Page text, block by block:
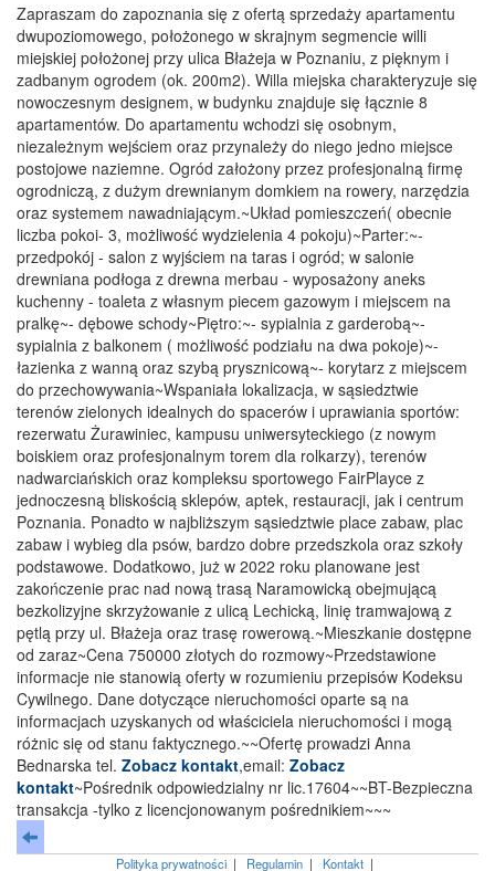
Zapraszam do zapoznania się z ofertą sprzedaży apartamentu
dwupoziomowego, położonego w skrajnym segmencie willi
miejskiej położonej przy ulica Błażeja w Poznaniu, z pięknym i
zadbanym ogrodem (ok. 200m2). Willa miejska charakteryzuje się
nowoczesnym designem, w budynku znajduje się łącznie 8
apartamentów. Do apartamentu wchodzi się osobnym,
niezależnym wejściem oraz przynależy do niego jedno miejsce
postojowe naziemne. Ogród założony przez profesjonalną firmę
ogrodniczą, z dużym drewnianym domkiem na rowery, narzędzia
oraz systemem nawadniającym.~Układ pomieszczeń( obecnie
liczba pokoi- 3, możliwość wydzielenia 4 pokoju)~Parter:~-
przedpokój - salon z wyjściem na taras i ogród; w salonie
drewniana podłoga z drewna merbau - wyposażony aneks
kuchenny - toaleta z własnym piecem gazowym i miejscem na
pralkę~- dębowe schody~Piętro:~- sypialnia z garderobą~-
sypialnia z balkonem ( możliwość podziału na dwa pokoje)~-
łazienka z wanną oraz szybą prysznicową~- korytarz z miejscem
do przechowywania~Wspaniała lokalizacja, w sąsiedztwie
terenów zielonych idealnych do spacerów i uprawiania sportów:
rezerwatu Żurawiniec, kampusu uniwersyteckiego (z nowym
boiskiem oraz profesjonalnym torem dla rolkarzy), terenów
nadwarciańskich oraz kompleksu sportowego FairPlayce z
jednoczesną bliskością sklepów, aptek, restauracji, jak i centrum
Poznania. Ponadto w najbliższym sąsiedztwie place zabaw, plac
zabaw i wybieg dla psów, bardzo dobre przedszkola oraz szkoły
podstawowe. Dodatkowo, już w 2022 roku planowane jest
zakończenie prac nad nową trasą Naramowicką obejmującą
bezkolizyjne skrzyżowanie z ulicą Lechicką, linię tramwajową z
pętlą przy ul. Błażeja oraz trasę rowerową.~Mieszkanie dostępne
od zaraz~Cena 750000 złotych do rozmowy~Przedstawione
informacje nie stanowią oferty w rozumieniu przepisów Kodeksu
Cywilnego. Dane dotyczące nieruchomości oparte są na
informacjach uzyskanych od właściciela nieruchomości i mogą
różnic się od stanu faktycznego.~~Ofertę prowadzi Anna
Bednarska tel. Zobacz kontakt,email: Zobacz
kontakt~Pośrednik odpowiedzialny nr lic.17604~~BT-Bezpieczna
transakcja -tylko z licencjonowanym pośrednikiem~~~
Polityka prywatności| Regulamin| Kontakt|